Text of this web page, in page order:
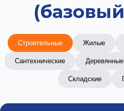
Строительные Жилые
Сантехнические Деревянные
Складские